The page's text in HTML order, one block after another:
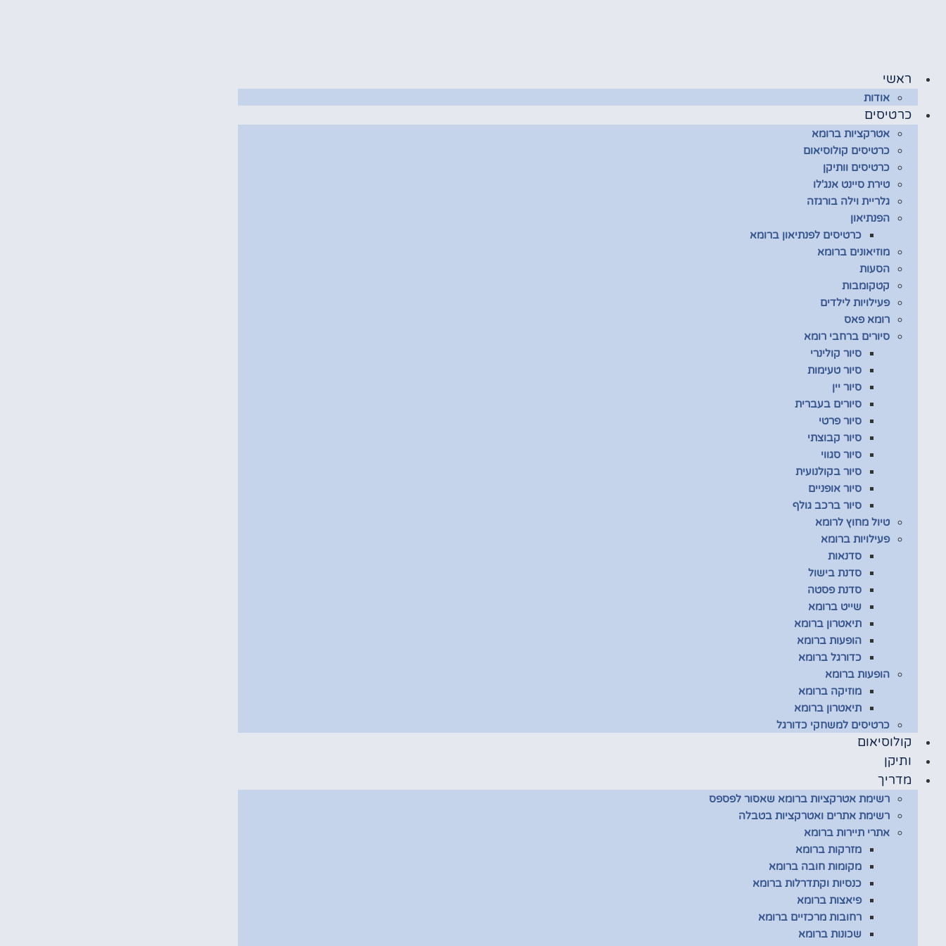
ראשי
אודות
כרטיסים
אטרקציות ברומא
כרטיסים קולוסיאום
כרטיסים וותיקן
טירת סיינט אנג'לו
גלריית וילה בורגזה
הפנתיאון
כרטיסים לפנתיאון ברומא
מוזיאונים ברומא
הסעות
קטקומבות
פעילויות לילדים
רומא פאס
סיורים ברחבי רומא
סיור קולינרי
סיור טעימות
סיור יין
סיורים בעברית
סיור פרטי
סיור קבוצתי
סיור סגווי
סיור בקולנועית
סיור אופניים
סיור ברכב גולף
טיול מחוץ לרומא
פעילויות ברומא
סדנאות
סדנת בישול
סדנת פסטה
שייט ברומא
תיאטרון ברומא
הופעות ברומא
כדורגל ברומא
הופעות ברומא
מוזיקה ברומא
תיאטרון ברומא
כרטיסים למשחקי כדורגל
קולוסיאום
ותיקן
מדריך
רשימת אטרקציות ברומא שאסור לפספס
רשימת אתרים ואטרקציות בטבלה
אתרי תיירות ברומא
מזרקות ברומא
מקומות חובה ברומא
כנסיות וקתדרלות ברומא
פיאצות ברומא
רחובות מרכזיים ברומא
שכונות ברומא